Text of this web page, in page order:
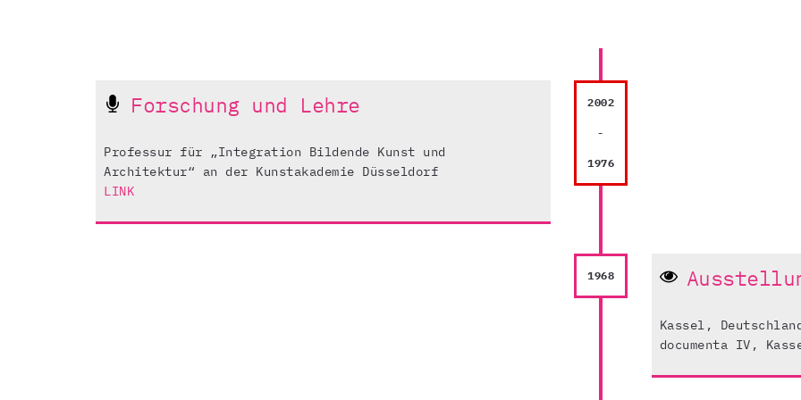
2002
-
1976
Forschung und Lehre
Professur für „Integration Bildende Kunst und
Architektur“ an der Kunstakademie Düsseldorf
LINK
1968
Kassel,
documenta IV,